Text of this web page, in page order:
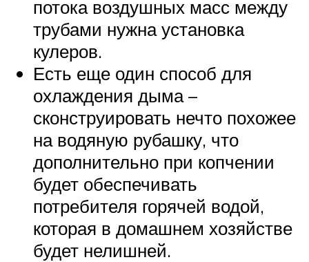
потока воздушных масс между
трубами нужна установка
кулеров.
Есть еще один способ для
охлаждения дыма –
сконструировать нечто похожее
на водяную рубашку, что
дополнительно при копчении
будет обеспечивать
потребителя горячей водой,
которая в домашнем хозяйстве
будет нелишней.